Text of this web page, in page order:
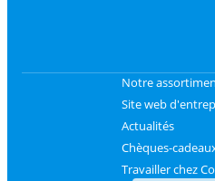
Notre
Site web
Actualités
Chèques-
Travailler chez